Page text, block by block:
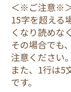
＜※ご注意※
15字を超える
くなり読めな
その場合でも
注意ください。
また、1行は5
です。
13ProMax
3,800円(税
1.青
14
3,800円(税